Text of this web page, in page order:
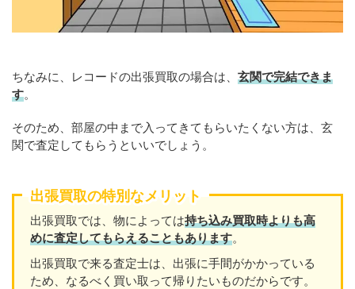
ちなみに、レコードの出張買取の場合は、 玄関で完結できま
す。
そのため、部屋の中まで入ってきてもらいたくない方は、玄
関で査定してもらうといいでしょう。
出張買取の特別なメリット
出張買取では、物によっては持ち込み買取時よりも高
めに査定してもらえることもあります。
出張買取で来る査定士は、出張に手間がかかっている
ため、なるべく買い取って帰りたいものだからです。